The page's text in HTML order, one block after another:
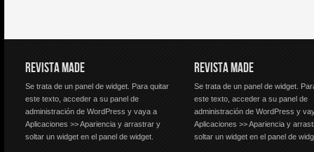
REVISTA MADE
Se trata de un panel de widget. Para quitar
este texto, acceder a su panel de
administración de WordPress y vaya a
Aplicaciones >> Apariencia y arrastrar y
soltar un widget en el panel de widget.
REVISTA MADE
Se trata de un panel de widget.
este texto, acceder a su panel de
administración de WordPress y
Aplicaciones >> Apariencia y
soltar un widget en el panel de